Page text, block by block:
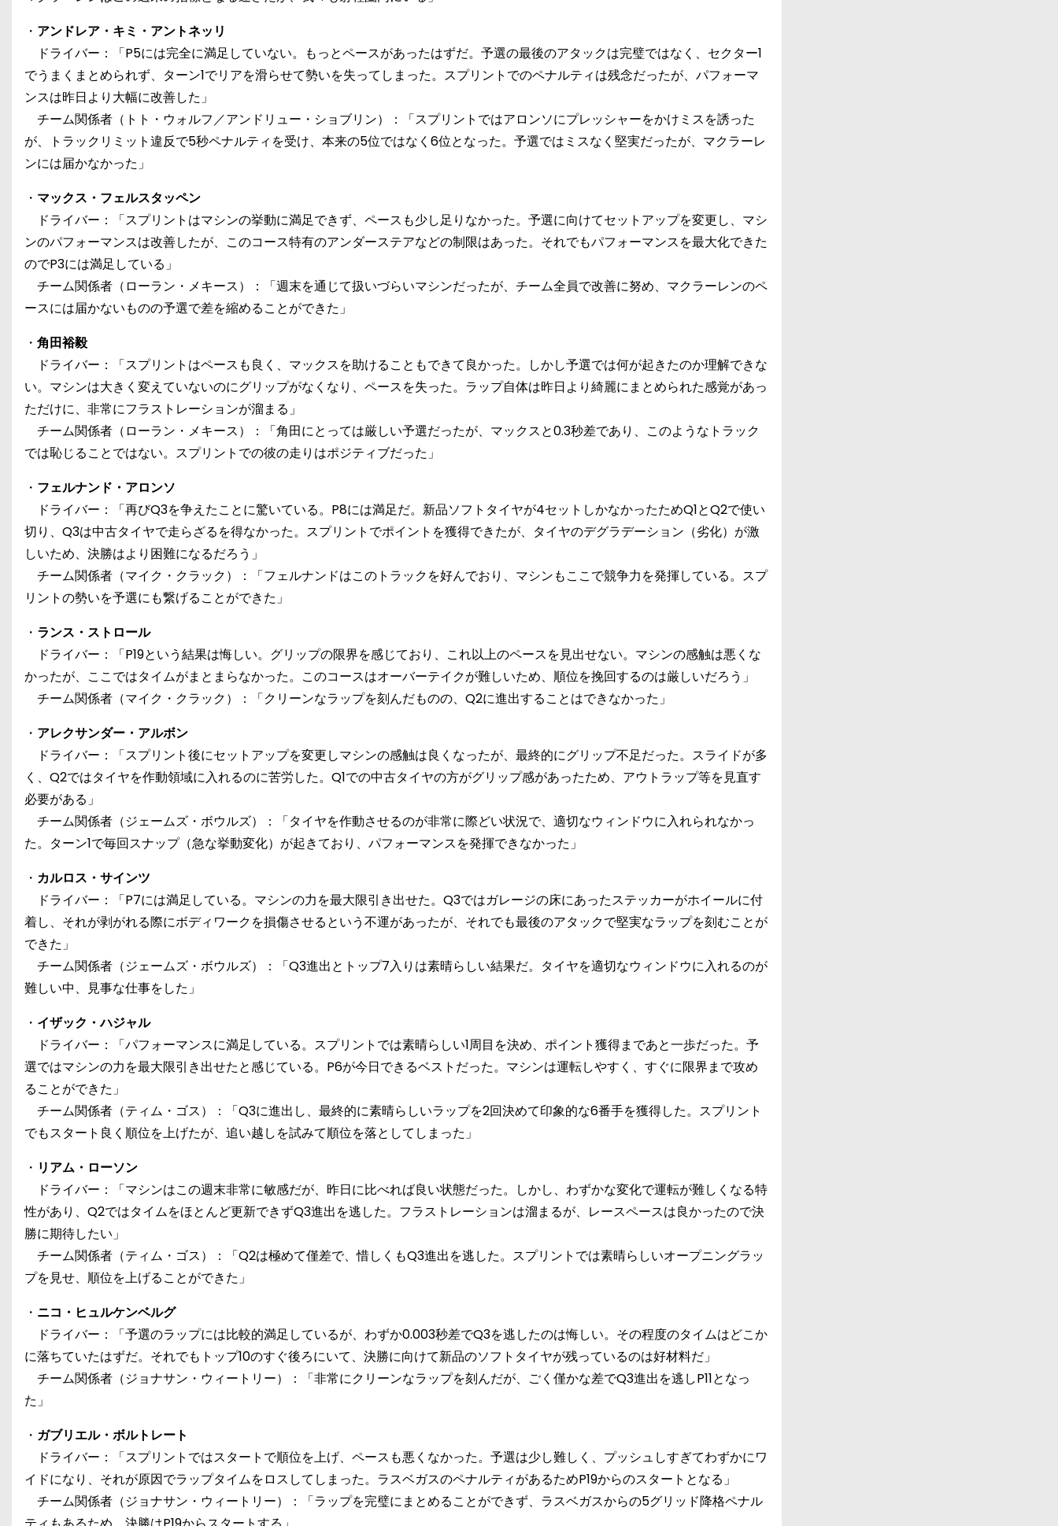
・ アンドレア・キミ・アントネッリ
ドライバー：「P5には完全に満足していない。もっとペースがあったはずだ。予選の最後のアタックは完璧ではなく、セクター1
でうまくまとめられず、ターン1でリアを滑らせて勢いを失ってしまった。スプリントでのペナルティは残念だったが、パフォーマ
ンスは昨日より大幅に改善した」
チーム関係者（トト・ウォルフ／アンドリュー・ショブリン）：「スプリントではアロンソにプレッシャーをかけミスを誘った
が、トラックリミット違反で5秒ペナルティを受け、本来の5位ではなく6位となった。予選ではミスなく堅実だったが、マクラーレ
ンには届かなかった」
・ マックス・フェルスタッペン
ドライバー：「スプリントはマシンの挙動に満足できず、ペースも少し足りなかった。予選に向けてセットアップを変更し、マシ
ンのパフォーマンスは改善したが、このコース特有のアンダーステアなどの制限はあった。それでもパフォーマンスを最大化できた
のでP3には満足している」
チーム関係者（ローラン・メキース）：「週末を通じて扱いづらいマシンだったが、チーム全員で改善に努め、マクラーレンのペ
ースには届かないものの予選で差を縮めることができた」
・ 角田裕毅
ドライバー：「スプリントはペースも良く、マックスを助けることもできて良かった。しかし予選では何が起きたのか理解できな
い。マシンは大きく変えていないのにグリップがなくなり、ペースを失った。ラップ自体は昨日より綺麗にまとめられた感覚があっ
ただけに、非常にフラストレーションが溜まる」
チーム関係者（ローラン・メキース）：「角田にとっては厳しい予選だったが、マックスと0.3秒差であり、このようなトラック
では恥じることではない。スプリントでの彼の走りはポジティブだった」
・ フェルナンド・アロンソ
ドライバー：「再びQ3を争えたことに驚いている。P8には満足だ。新品ソフトタイヤが4セットしかなかったためQ1とQ2で使い
切り、Q3は中古タイヤで走らざるを得なかった。スプリントでポイントを獲得できたが、タイヤのデグラデーション（劣化）が激
しいため、決勝はより困難になるだろう」
チーム関係者（マイク・クラック）：「フェルナンドはこのトラックを好んでおり、マシンもここで競争力を発揮している。スプ
リントの勢いを予選にも繋げることができた」
・ ランス・ストロール
ドライバー：「P19という結果は悔しい。グリップの限界を感じており、これ以上のペースを見出せない。マシンの感触は悪くな
かったが、ここではタイムがまとまらなかった。このコースはオーバーテイクが難しいため、順位を挽回するのは厳しいだろう」
チーム関係者（マイク・クラック）：「クリーンなラップを刻んだものの、Q2に進出することはできなかった」
・ アレクサンダー・アルボン
ドライバー：「スプリント後にセットアップを変更しマシンの感触は良くなったが、最終的にグリップ不足だった。スライドが多
く、Q2ではタイヤを作動領域に入れるのに苦労した。Q1での中古タイヤの方がグリップ感があったため、アウトラップ等を見直す
必要がある」
チーム関係者（ジェームズ・ボウルズ）：「タイヤを作動させるのが非常に際どい状況で、適切なウィンドウに入れられなかっ
た。ターン1で毎回スナップ（急な挙動変化）が起きており、パフォーマンスを発揮できなかった」
・ カルロス・サインツ
ドライバー：「P7には満足している。マシンの力を最大限引き出せた。Q3ではガレージの床にあったステッカーがホイールに付
着し、それが剥がれる際にボディワークを損傷させるという不運があったが、それでも最後のアタックで堅実なラップを刻むことが
できた」
チーム関係者（ジェームズ・ボウルズ）：「Q3進出とトップ7入りは素晴らしい結果だ。タイヤを適切なウィンドウに入れるのが
難しい中、見事な仕事をした」
・ イザック・ハジャル
ドライバー：「パフォーマンスに満足している。スプリントでは素晴らしい1周目を決め、ポイント獲得まであと一歩だった。予
選ではマシンの力を最大限引き出せたと感じている。P6が今日できるベストだった。マシンは運転しやすく、すぐに限界まで攻め
ることができた」
チーム関係者（ティム・ゴス）：「Q3に進出し、最終的に素晴らしいラップを2回決めて印象的な6番手を獲得した。スプリント
でもスタート良く順位を上げたが、追い越しを試みて順位を落としてしまった」
・ リアム・ローソン
ドライバー：「マシンはこの週末非常に敏感だが、昨日に比べれば良い状態だった。しかし、わずかな変化で運転が難しくなる特
性があり、Q2ではタイムをほとんど更新できずQ3進出を逃した。フラストレーションは溜まるが、レースペースは良かったので決
勝に期待したい」
チーム関係者（ティム・ゴス）：「Q2は極めて僅差で、惜しくもQ3進出を逃した。スプリントでは素晴らしいオープニングラッ
プを見せ、順位を上げることができた」
・ ニコ・ヒュルケンベルグ
ドライバー：「予選のラップには比較的満足しているが、わずか0.003秒差でQ3を逃したのは悔しい。その程度のタイムはどこか
に落ちていたはずだ。それでもトップ10のすぐ後ろにいて、決勝に向けて新品のソフトタイヤが残っているのは好材料だ」
チーム関係者（ジョナサン・ウィートリー）：「非常にクリーンなラップを刻んだが、ごく僅かな差でQ3進出を逃しP11となっ
た」
・ ガブリエル・ボルトレート
ドライバー：「スプリントではスタートで順位を上げ、ペースも悪くなかった。予選は少し難しく、プッシュしすぎてわずかにワ
イドになり、それが原因でラップタイムをロスしてしまった。ラスベガスのペナルティがあるためP19からのスタートとなる」
チーム関係者（ジョナサン・ウィートリー）：「ラップを完璧にまとめることができず、ラスベガスからの5グリッド降格ペナル